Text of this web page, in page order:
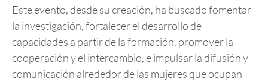
Este evento, desde su creación, ha buscado fomentar
la investigación, fortalecer el desarrollo de
capacidades a partir de la formación, promover la
cooperación y el intercambio, e impulsar la difusión y
comunicación alrededor de las mujeres que ocupan